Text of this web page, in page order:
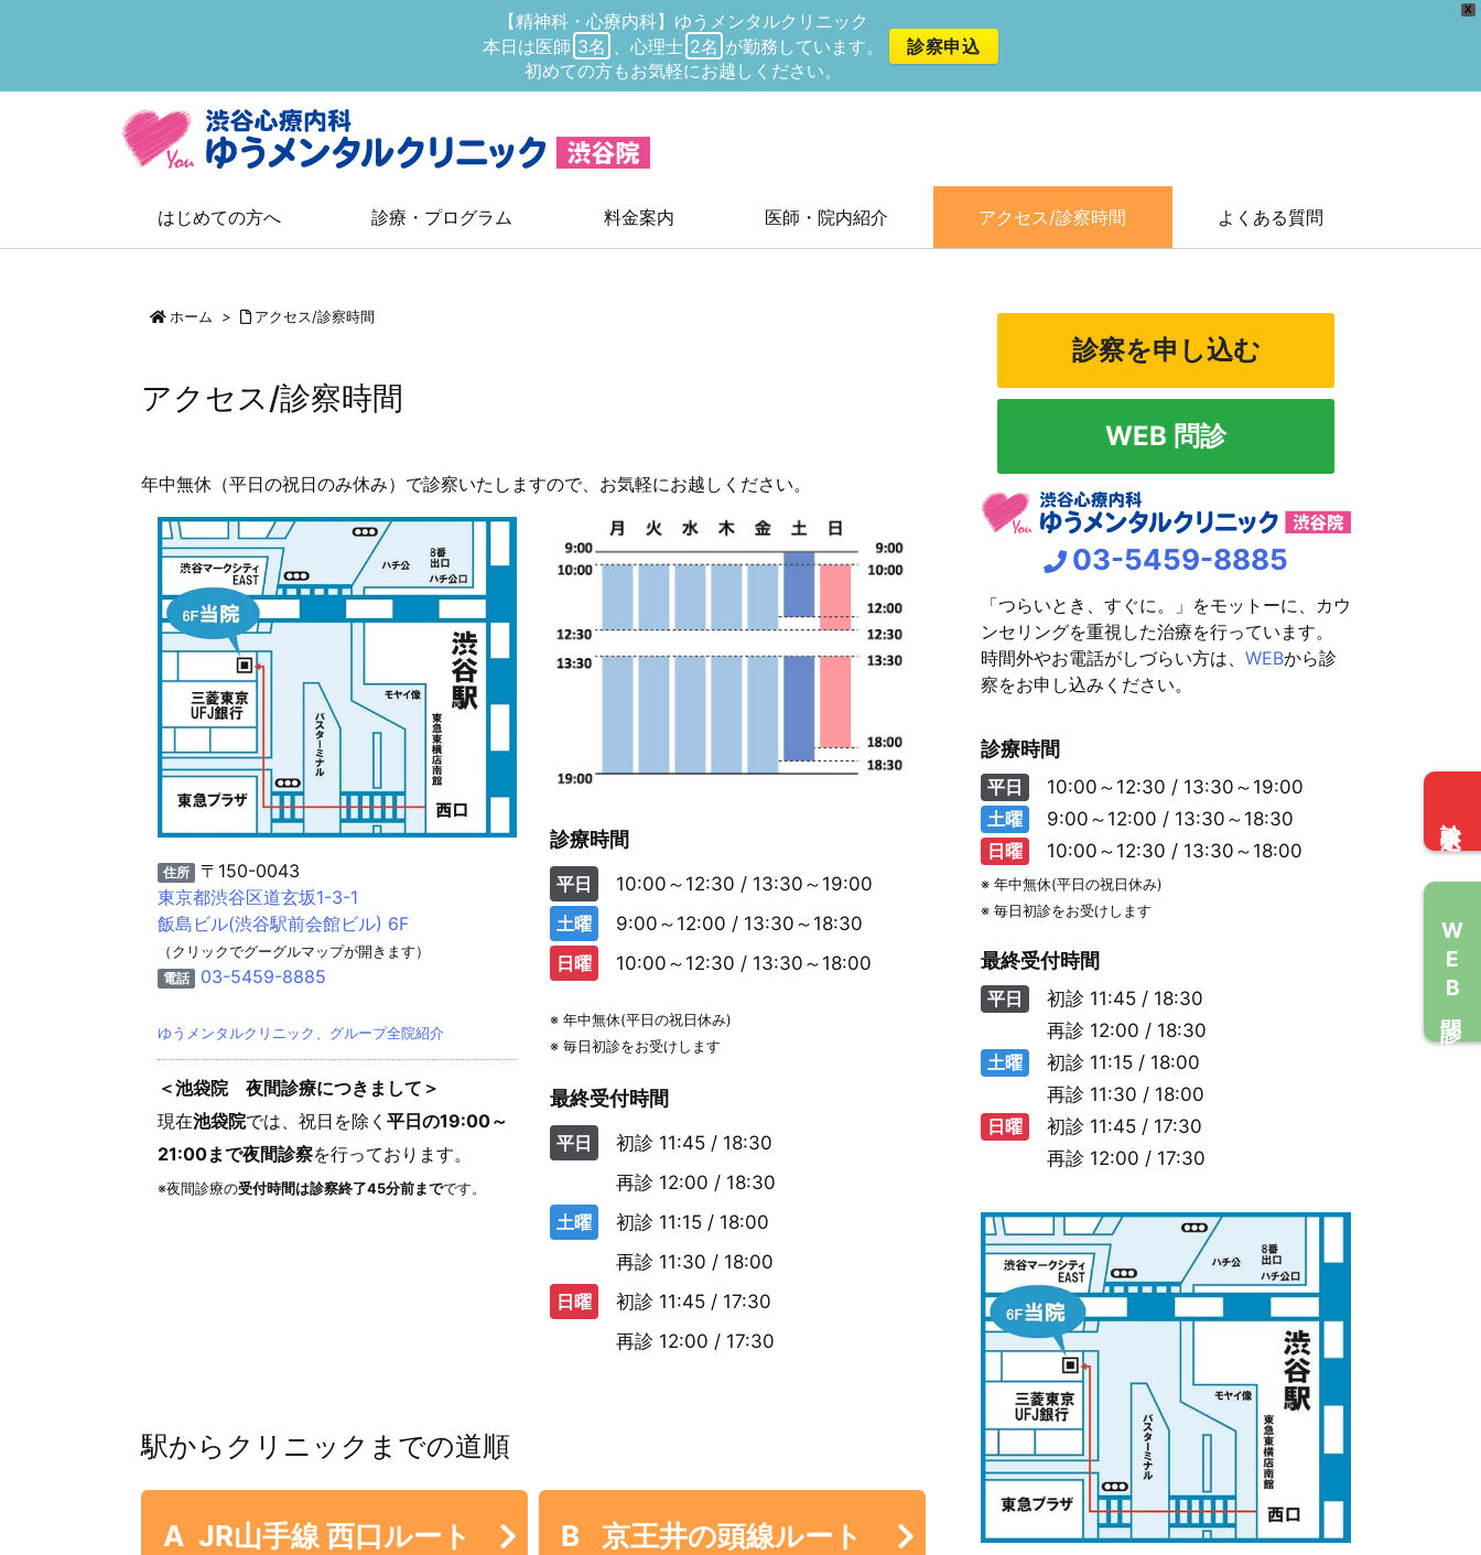
X
【精神科・心療内科】ゆうメンタルクリニック
本日は医師 3名 、心理士 2名 が勤務しています。
初めての方もお気軽にお越しください。
診察申込
はじめての方へ 診療・プログラム 料金案内 医師・院内紹介 アクセス/診察時間 よくある質問
ホーム > アクセス/診察時間
アクセス/診察時間
WEB問診
年中無休（平日の祝日のみ休み）で診察いたしますので、お気軽にお越しください。
住所
〒150-0043
東京都渋谷区道玄坂1-3-1
飯島ビル(渋谷駅前会館ビル) 6F
（クリックでグーグルマップが開きます）
電話
03-5459-8885
ゆうメンタルクリニック、グループ全院紹介
＜池袋院 夜間診療につきまして＞
現在池袋院では、祝日を除く 平日の19:00～
21:00まで夜間診察を行っております。
※夜間診療の受付時間は診察終了45分前までです。
診療時間
平日
10:00～12:30 / 13:30～19:00
土曜
9:00～12:00 / 13:30～18:30
日曜
10:00～12:30 / 13:30～18:00
※ 年中無休(平日の祝日休み)
※ 毎日初診をお受けします
最終受付時間
平日 初診 11:45 / 18:30
再診 12:00 / 18:30
土曜
初診 11:15 / 18:00
再診 11:30 / 18:00
日曜
初診 11:45 / 17:30
再診 12:00 / 17:30
駅からクリニックまでの道順
A JR山手線 西口ルート B 京王井の頭線ルート
診察を申し込む
WEB 問診
03-5459-8885
「つらいとき、すぐに。」をモットーに、カウ
ンセリングを重視した治療を行っています。
時間外やお電話がしづらい方は、 WEBから診
察をお申し込みください。
診療時間
平日
10:00～12:30 / 13:30～19:00
土曜
9:00～12:00 / 13:30～18:30
日曜
10:00～12:30 / 13:30～18:00
※ 年中無休(平日の祝日休み)
※ 毎日初診をお受けします
最終受付時間
平日 初診 11:45 / 18:30
再診 12:00 / 18:30
土曜
初診 11:15 / 18:00
再診 11:30 / 18:00
日曜
初診 11:45 / 17:30
再診 12:00 / 17:30